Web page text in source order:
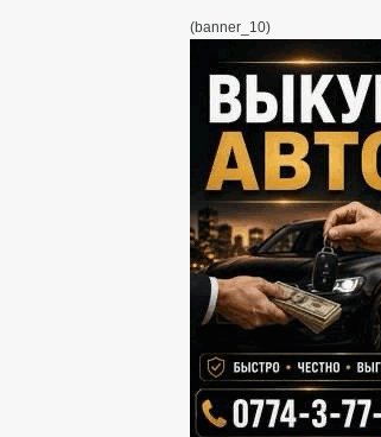
(banner_10)